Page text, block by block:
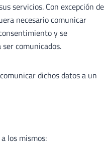
servicios. Con excepción de
necesario comunicar
y se
comunicados.
dichos datos a un
los mismos: